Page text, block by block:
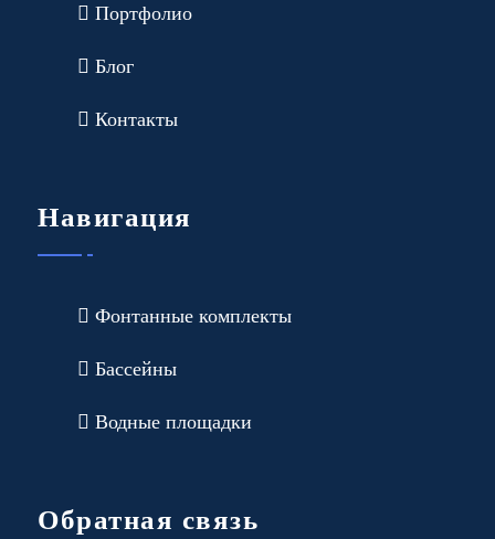
Портфолио
Блог
Контакты
Навигация
Фонтанные комплекты
Бассейны
Водные площадки
Обратная связь